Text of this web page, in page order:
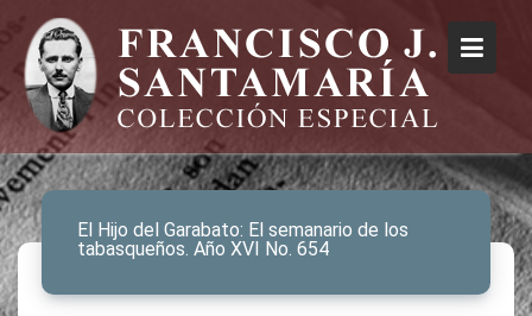
El Hijo del Garabato: El semanario de los
tabasqueños. Año XVI No. 654